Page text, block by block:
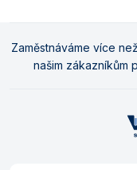
Zaměstnáváme více
našim zákazníkům